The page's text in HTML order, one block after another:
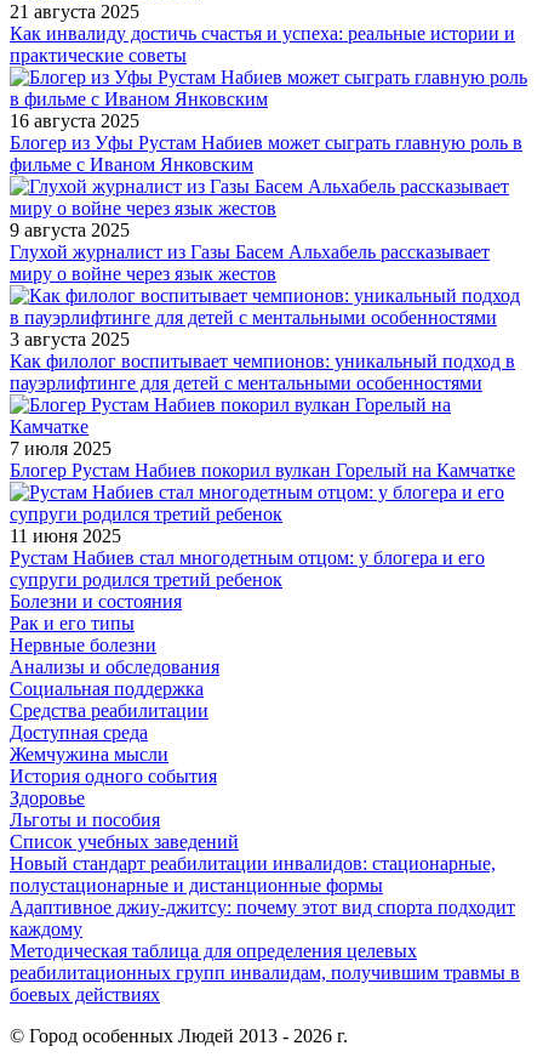
21 августа 2025
Как инвалиду достичь счастья и успеха: реальные истории и
практические советы
16 августа 2025
Блогер из Уфы Рустам Набиев может сыграть главную роль в
фильме с Иваном Янковским
9 августа 2025
Глухой журналист из Газы Басем Альхабель рассказывает
миру о войне через язык жестов
3 августа 2025
Как филолог воспитывает чемпионов: уникальный подход в
пауэрлифтинге для детей с ментальными особенностями
7 июля 2025
Блогер Рустам Набиев покорил вулкан Горелый на Камчатке
11 июня 2025
Рустам Набиев стал многодетным отцом: у блогера и его
супруги родился третий ребенок
Болезни и состояния
Рак и его типы
Нервные болезни
Анализы и обследования
Социальная поддержка
Средства реабилитации
Доступная среда
Жемчужина мысли
История одного события
Здоровье
Льготы и пособия
Список учебных заведений
Новый стандарт реабилитации инвалидов: стационарные,
полустационарные и дистанционные формы
Адаптивное джиу-джитсу: почему этот вид спорта подходит
каждому
Методическая таблица для определения целевых
реабилитационных групп инвалидам, получившим травмы в
боевых действиях
© Город особенных Людей 2013 - 2026 г.